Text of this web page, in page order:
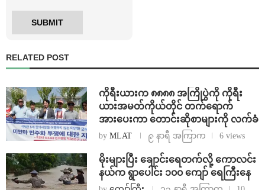
RELATED POST
ကိုရီးယားက ၈၈၈၈ အကြိုပွဲကို ကိုရီး
ယားအမတ်ကိုယ်တိုင် တက်ရောက်
အားပေးကာ တောင်းဆိုစာများကို လက်ခံ
by MLAT ၉ နာရီ အကြာက 6 views
⁨မိုးများပြီး ချောင်းရေတက်လို့ ကောလင်း
နယ်က ရွာပေါင်း ၁၀၀ ကျော် ရေကြီးနေ